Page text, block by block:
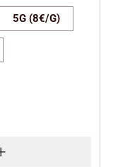
5G (8€/G)